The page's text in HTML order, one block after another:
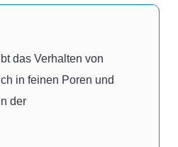
das Verhalten von
in feinen Poren und
der